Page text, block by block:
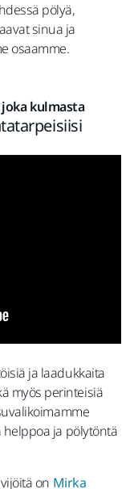
pölyä,
sinua ja
osaamme.
joka kulmasta
ja laadukkaita
myös perinteisiä
ja pölytöntä
on Mirka